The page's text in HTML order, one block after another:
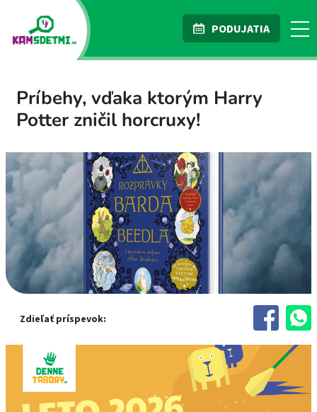
PODUJATIA
Príbehy, vďaka ktorým Harry
Potter zničil horcruxy!
Zdieľať príspevok: